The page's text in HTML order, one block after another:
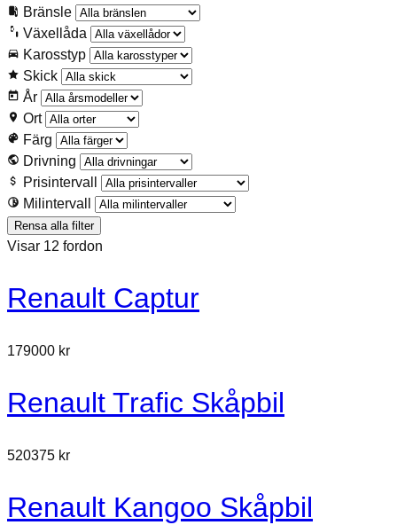
Bränsle
Växellåda
Karosstyp
Skick
År
Ort
Färg
Drivning
Prisintervall
Milintervall
Rensa alla filter
Visar 12 fordon
Renault Captur
179000 kr
Renault Trafic Skåpbil
520375 kr
Renault Kangoo Skåpbil